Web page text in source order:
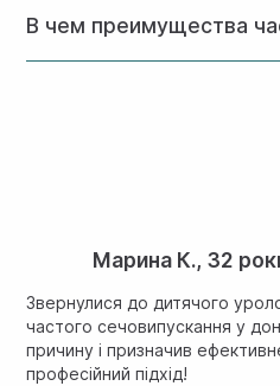
этого свяжитесь с нашими
В чем преимущества
Марина К., 32
Звернулися до дитячого
частого сечовипускання у
причину і призначив
професійний підхід!